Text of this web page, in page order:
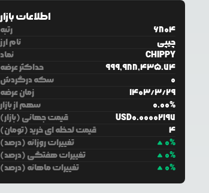
اطلاعات بازار
رتبه
6804
نام ارز
چیپی
نماد
CHIPPY
حداکثر عرضه
999,988,435.74
سکه درگردش
0
زمان عرضه
1403/3/29
سهم از بازار
0.00%
قیمت جهانی (بازار)
USD0.00002197
قیمت لحظه ای خرید (تومان)
4
تغییرات روزانه (درصد)
0%
تغییرات هفتگی (درصد)
0%
تغییرات ماهانه (درصد)
0%